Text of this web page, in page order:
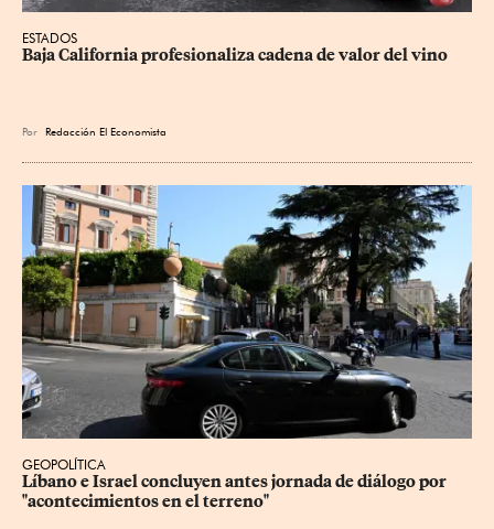
ESTADOS
Baja California profesionaliza cadena de valor del vino
Por Redacción El Economista
GEOPOLÍTICA
Líbano e Israel concluyen antes jornada de diálogo por
"acontecimientos en el terreno"